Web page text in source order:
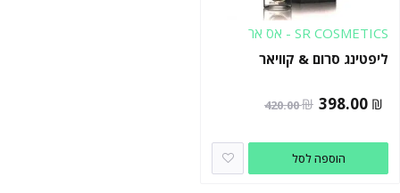
SR COSMETICS - אס אר
קוסמטיקס
ליפטינג סרום & קוויאר
420.00₪
המחיר
היה:
420.00 ₪.
398.00 ₪
המחיר
הוא:
398.00 ₪.הוספה לסל